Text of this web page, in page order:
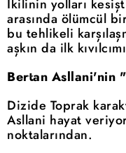
İkilinin yolları
arasında ölümcül
bu tehlikeli
aşkın da ilk
Bertan Asllani'nin
Dizide Toprak
Asllani hayat
noktalarından.